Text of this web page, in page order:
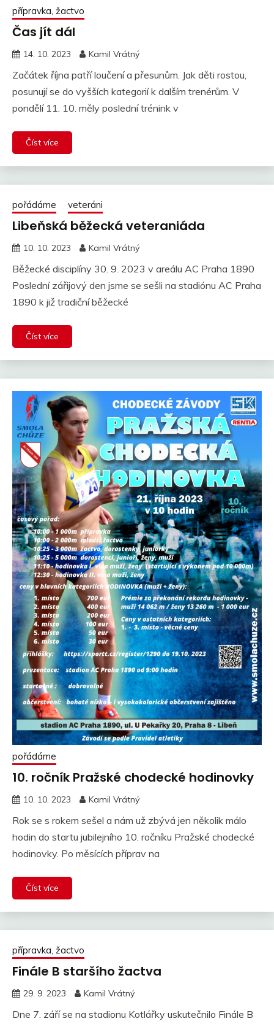
přípravka, žactvo
Čas jít dál
14. 10. 2023 Kamil Vrátný
Začátek října patří loučení a přesunům. Jak děti rostou,
posunují se do vyšších kategorií k dalším trenérům. V
pondělí 11. 10. měly poslední trénink v
Číst více
pořádáme veteráni
Libeňská běžecká veteraniáda
10. 10. 2023 Kamil Vrátný
Běžecké disciplíny 30. 9. 2023 v areálu AC Praha 1890
Poslední zářijový den jsme se sešli na stadiónu AC Praha
1890 k již tradiční běžecké
Číst více
pořádáme
10. ročník Pražské chodecké hodinovky
10. 10. 2023 Kamil Vrátný
Rok se s rokem sešel a nám už zbývá jen několik málo
hodin do startu jubilejního 10. ročníku Pražské chodecké
hodinovky. Po měsících příprav na
Číst více
přípravka, žactvo
Finále B staršího žactva
29. 9. 2023 Kamil Vrátný
Dne 7. září se na stadionu Kotlářky uskutečnilo Finále B